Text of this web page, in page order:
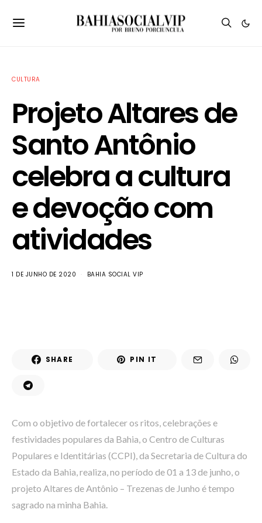
CULTURA
Projeto Altares de
Santo Antônio
celebra a cultura
e devoção com
atividades
1 DE JUNHO DE 2020 BAHIA SOCIAL VIP
SHARE PIN IT
Com o objetivo de fortalecer os ritos, celebrações e
festividades populares da Bahia, o Centro de Culturas
Populares e Identitárias (CCPI), da Secretaria de Cultura do
Estado da Bahia, realiza, no período de 01 a 13 de junho, o
projeto Altares de Antônio – Trezenas de Junho é tempo
sagrado na minha Bahia.